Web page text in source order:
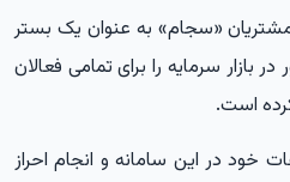
«سجام» به عنوان یک بستر
بازار سرمایه را برای تمامی فعالان
است.
خود در این سامانه و انجام احراز